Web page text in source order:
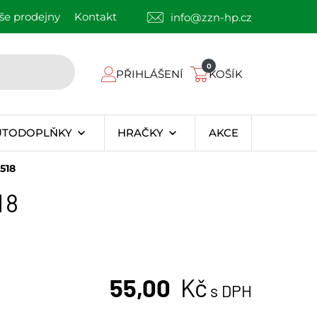
prodejny Kontakt info@zzn-hp.cz
PŘIHLÁŠENÍ
0
KOŠÍK
HRAČKY AKCE
55,00 Kč s DPH